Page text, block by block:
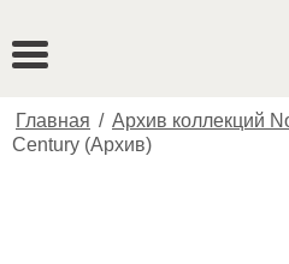
Главная / Архив коллекций
Century (Архив)